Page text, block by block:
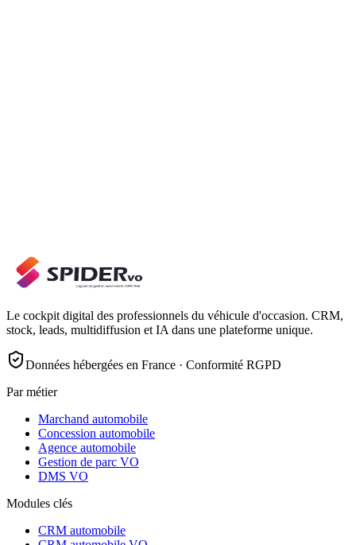
Le cockpit digital des professionnels du véhicule d'occasion. CRM,
stock, leads, multidiffusion et IA dans une plateforme unique.
Données hébergées en France · Conformité RGPD
Par métier
Marchand automobile
Concession automobile
Agence automobile
Gestion de parc VO
DMS VO
Modules clés
CRM automobile